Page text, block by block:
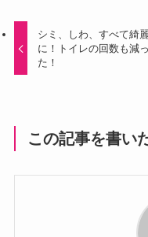
シミ、しわ、すべて綺麗
に！トイレの回数も減っ
た！
この記事を書い